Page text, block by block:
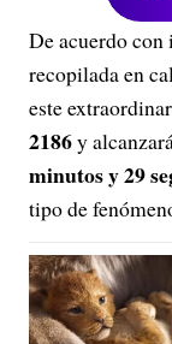
De acuerdo
recopilada en
este
2186y
minutos y 29
tipo de